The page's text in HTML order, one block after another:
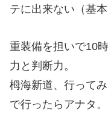
テに出来ない（基
重装備を担いで10
力と判断力。
栂海新道、行って
で行ったらアナタ。